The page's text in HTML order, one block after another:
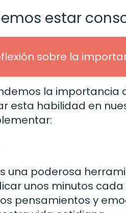
estar
sobre la
la importancia
esta habilidad en
una poderosa
unos minutos
pensamientos y